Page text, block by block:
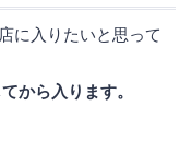
に入りたいと思って
から入ります。